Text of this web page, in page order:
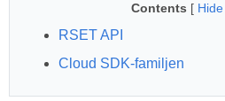
Contents [ Hide
RSET API
Cloud SDK-familjen